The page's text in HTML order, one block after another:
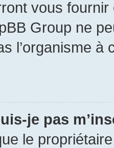
vous
Group ne
l’organisme
je pas
le